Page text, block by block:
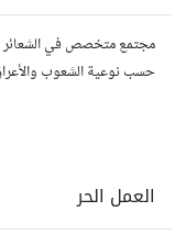
مجتمع متخصص في الشعائر
حسب نوعية الشعوب
العمل الحر